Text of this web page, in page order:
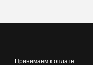
Принимаем к оплате